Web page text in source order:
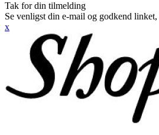
Tak for din tilmelding
Se venligst din e-mail og godkend
x